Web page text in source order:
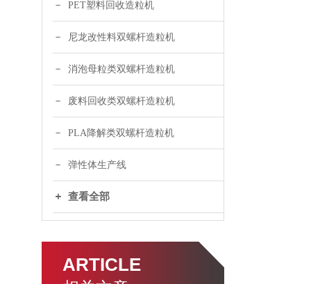
PET塑料回收造粒机
尼龙改性料双螺杆造粒机
消泡母粒类双螺杆造粒机
废料回收类双螺杆造粒机
PLA降解类双螺杆造粒机
弹性体生产线
查看全部
ARTICLE